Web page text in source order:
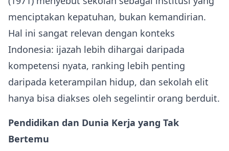
menciptakan kepatuhan, bukan kemandirian.
Hal ini sangat relevan dengan konteks
Indonesia: ijazah lebih dihargai daripada
kompetensi nyata, ranking lebih penting
daripada keterampilan hidup, dan sekolah elit
hanya bisa diakses oleh segelintir orang berduit.
Pendidikan dan Dunia Kerja yang Tak
Bertemu